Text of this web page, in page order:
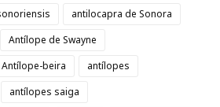
antilocapra de Sonora
Antílope de Swayne
Antílope-beira
antílopes
antílopes saiga